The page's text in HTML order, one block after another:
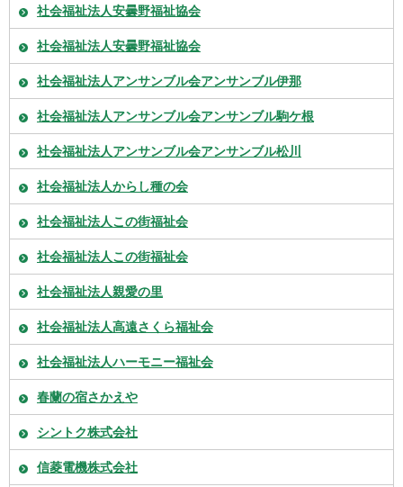
社会福祉法人安曇野福祉協会
社会福祉法人安曇野福祉協会
社会福祉法人アンサンブル会アンサンブル伊那
社会福祉法人アンサンブル会アンサンブル駒ケ根
社会福祉法人アンサンブル会アンサンブル松川
社会福祉法人からし種の会
社会福祉法人この街福祉会
社会福祉法人この街福祉会
社会福祉法人親愛の里
社会福祉法人高遠さくら福祉会
社会福祉法人ハーモニー福祉会
春蘭の宿さかえや
シントク株式会社
信菱電機株式会社